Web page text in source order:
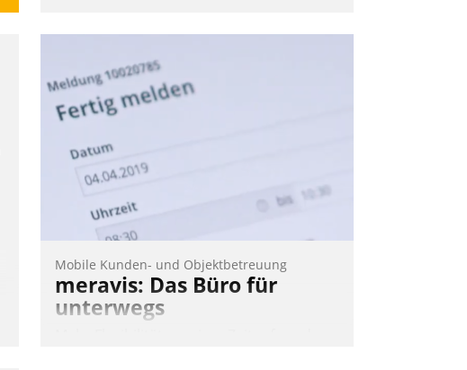
Mobile Kunden- und Objektbetreuung
meravis: Das Büro für
unterwegs